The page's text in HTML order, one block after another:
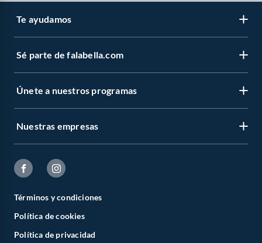
Te ayudamos
Sé parte de falabella.com
Únete a nuestros programas
Nuestras empresas
Términos y condiciones
Política de cookies
Política de privacidad